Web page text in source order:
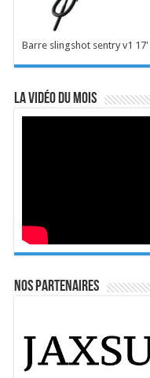
Barre slingshot sentry v1 17'
La vidéo du mois
Nos Partenaires